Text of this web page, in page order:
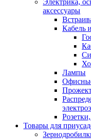
Электрика,
аксессуары
Кабель
Лампы
Товары для